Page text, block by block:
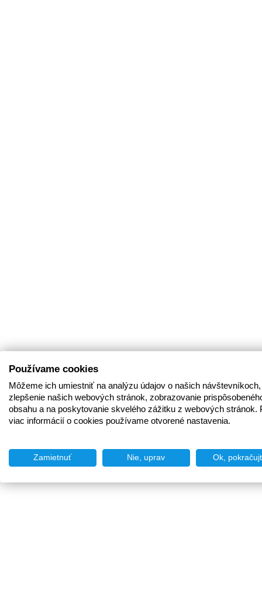
Používame cookies
Môžeme ich umiestniť na analýzu údajov o našich
zlepšenie našich webových stránok, zobrazovanie
obsahu a na poskytovanie skvelého zážitku z webových stránok.
viac informácií o cookies používame otvorené nastavenia.
Zamietnuť Nie, uprav Ok,